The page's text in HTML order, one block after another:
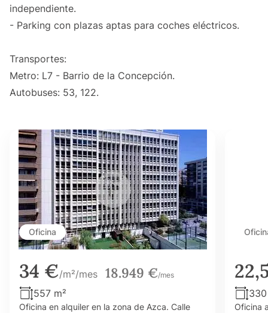
independiente.
- Parking con plazas aptas para coches eléctricos.
Transportes:
Metro: L7 - Barrio de la Concepción.
Autobuses: 53, 122.
Oficina
34 €/m²/mes 18.949 €/mes
557 m²
Oficina en alquiler en la zona de Azca. Calle
Oficina